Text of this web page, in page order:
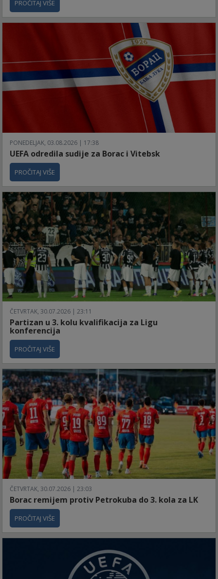
PROČITAJ VIŠE
PONEDELJAK, 03.08.2026 | 17:38
UEFA odredila sudije za Borac i Vitebsk
PROČITAJ VIŠE
ČETVRTAK, 30.07.2026 | 23:11
Partizan u 3. kolu kvalifikacija za Ligu
konferencija
PROČITAJ VIŠE
ČETVRTAK, 30.07.2026 | 23:03
Borac remijem protiv Petrokuba do 3. kola za LK
PROČITAJ VIŠE